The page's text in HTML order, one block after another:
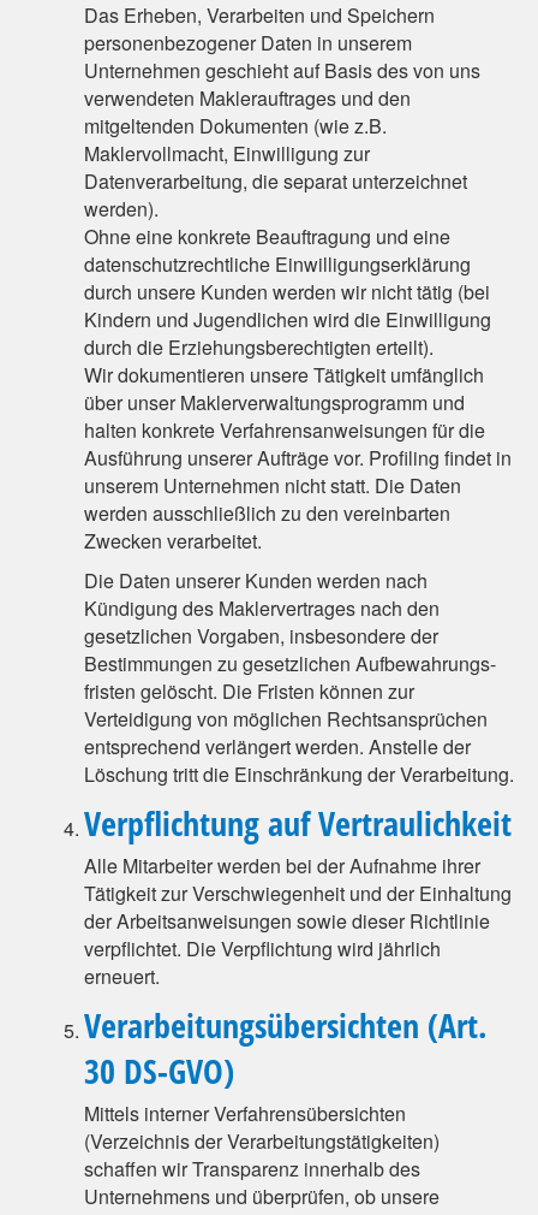
Das Erheben, Verarbeiten und Speichern
personenbezogener Daten in unserem
Unternehmen geschieht auf Basis des von uns
verwendeten Maklerauftrages und den
mitgeltenden Dokumenten (wie z.B.
Maklervollmacht, Einwilligung zur
Datenverarbeitung, die separat unterzeichnet
werden).
Ohne eine konkrete Beauftragung und eine
datenschutzrechtliche Einwilligungserklärung
durch unsere Kunden werden wir nicht tätig (bei
Kindern und Jugendlichen wird die Einwilligung
durch die Erziehungsberechtigten erteilt).
Wir dokumentieren unsere Tätigkeit umfänglich
über unser Maklerverwaltungsprogramm und
halten konkrete Verfahrensanweisungen für die
Ausführung unserer Aufträge vor. Profiling findet in
unserem Unternehmen nicht statt. Die Daten
werden ausschließlich zu den vereinbarten
Zwecken verarbeitet.
Die Daten unserer Kunden werden nach
Kündigung des Maklervertrages nach den
gesetzlichen Vorgaben, insbesondere der
Bestimmungen zu gesetzlichen Aufbewahrungs-
fristen gelöscht. Die Fristen können zur
Verteidigung von möglichen Rechtsansprüchen
entsprechend verlängert werden. Anstelle der
Löschung tritt die Einschränkung der Verarbeitung.
Verpflichtung auf Vertraulichkeit
Alle Mitarbeiter werden bei der Aufnahme ihrer
Tätigkeit zur Verschwiegenheit und der Einhaltung
der Arbeitsanweisungen sowie dieser Richtlinie
verpflichtet. Die Verpflichtung wird jährlich
erneuert.
Verarbeitungsübersichten (Art.
30 DS-GVO)
Mittels interner Verfahrensübersichten
(Verzeichnis der Verarbeitungstätigkeiten)
schaffen wir Transparenz innerhalb des
Unternehmens und überprüfen, ob unsere